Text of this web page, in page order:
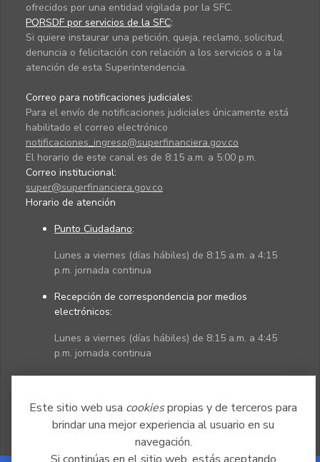
Este sitio web usa cookiespropias y de terceros para
brindar una mejor experiencia al usuario en su
navegación.
ofrecidos por una entidad vigilada por la SFC.
PQRSDF por servicios de la SFC:
Si quiere instaurar una petición, queja, reclamo, solicitud,
denuncia o felicitación con relación a los servicios o a la
atención de esta Superintendencia.
Correo para notificaciones judiciales:
Para el envío de notificaciones judiciales únicamente está
habilitado el correo electrónico
notificaciones_ingreso@superfinanciera.gov.co
El horario de este canal es de 8:15 a.m. a 5:00 p.m.
Correo institucional:
super@superfinanciera.gov.co
Horario de atención
Punto Ciudadano:
Lunes a viernes (días hábiles) de 8:15 a.m. a 4:15
p.m. jornada continua
Recepción de correspondencia por medios
electrónicos:
Lunes a viernes (días hábiles) de 8:15 a.m. a 4:45
p.m. jornada continua